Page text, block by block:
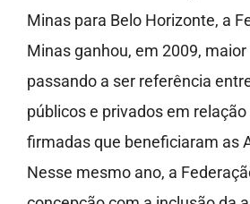
Minas para Belo Horizonte, a
Minas ganhou, em 2009,
passando a ser referência
públicos e privados em
firmadas que beneficiaram as
Nesse mesmo ano, a